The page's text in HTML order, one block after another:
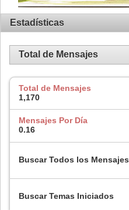
Estadísticas
Total de Mensajes
Total de Mensajes
1,170
Mensajes Por Día
0.16
Buscar Todos los Mensajes
Buscar Temas Iniciados